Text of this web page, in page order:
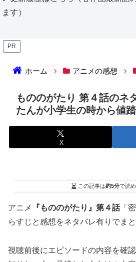
ます）
PR
ホーム アニメの感想
もののがたり 第４話のネ
たんが小学生の時から値踏
X
この記事は約5分で読め
アニメ 『もののがたり』第４話「
らすじと感想をネタバレ有りでまと
視聴前後にエピソードの内容を確